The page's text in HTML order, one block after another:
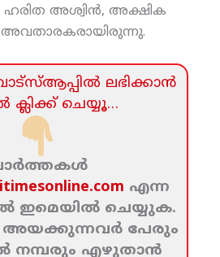
ഹരിത അശ്വിന്‍, അക്ഷിക
ലഭിക്കാന്‍
ക്ലിക്ക്‌ ചെയ്യൂ…
എന്ന
ഇമെയില്‍ ചെയ്യുക.
പേരും
എഴുതാന്‍